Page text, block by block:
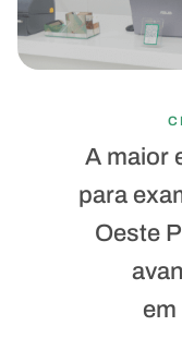
A maior
para
Oeste